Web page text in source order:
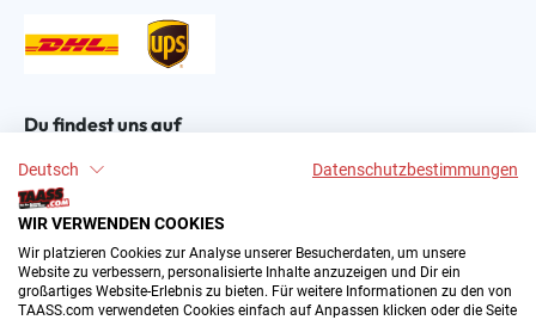
Deutsch Datenschutzbestimmungen
WIR VERWENDEN COOKIES
Wir platzieren Cookies zur Analyse unserer Besucherdaten, um unsere
Website zu verbessern, personalisierte Inhalte anzuzeigen und Dir ein
großartiges Website-Erlebnis zu bieten. Für weitere Informationen zu den von
TAASS.com verwendeten Cookies einfach auf Anpassen klicken oder die Seite
Du findest uns auf
2004–∞ © by The All American Sports Store GmbH